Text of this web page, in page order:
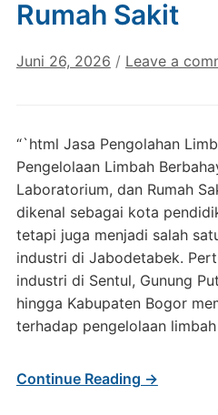
Rumah Sakit
Juni 26, 2026 / Leave a
“`html Jasa Pengolahan
Pengelolaan Limbah
Laboratorium, dan Rumah
dikenal sebagai kota
tetapi juga menjadi salah
industri di Jabodetabek.
industri di Sentul, Gunung
hingga Kabupaten Bogor
terhadap pengelolaan
Continue Reading →